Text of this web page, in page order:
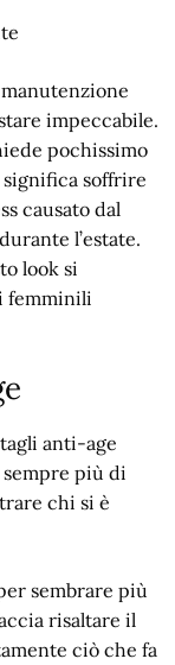
impeccabile.
pochissimo
soffrire
causato dal
l’estate.
look si
femminili
anti-age
più di
chi si è
sembrare più
risaltare il
ciò che fa